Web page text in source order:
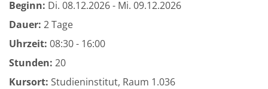
Beginn: Di. 08.12.2026 - Mi. 09.12.2026
Dauer: 2 Tage
Uhrzeit: 08:30 - 16:00
Stunden: 20
Kursort: Studieninstitut, Raum 1.036